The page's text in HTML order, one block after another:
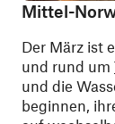
Mittel-
Der März ist
und rund um
und die
beginnen,